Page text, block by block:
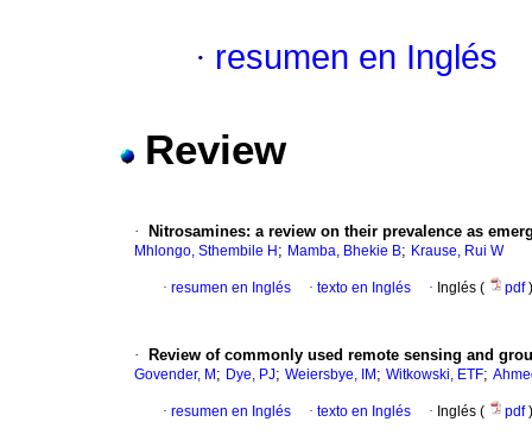
· resumen en Inglés
Review
· Nitrosamines: a review on their prevalence as
Mhlongo, Sthembile H ; Mamba, Bhekie B; Krause, Rui W
· resumen en Inglés · texto en Inglés · Inglés ( pdf)
· Review of commonly used remote sensing and
Govender, M ; Dye, PJ; Weiersbye, IM ; Witkowski, ETF;
· resumen en Inglés · texto en Inglés · Inglés ( pdf)